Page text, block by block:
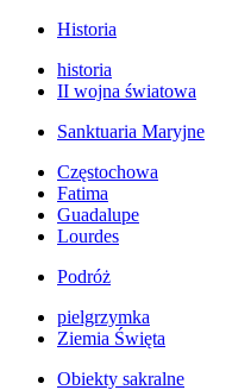
Historia
historia
II wojna światowa
Sanktuaria Maryjne
Częstochowa
Fatima
Guadalupe
Lourdes
Podróż
pielgrzymka
Ziemia Święta
Obiekty sakralne